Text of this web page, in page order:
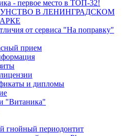
- первое место в ТОП-32!
В ЛЕНИНГРАДСКОМ
от сервиса "На поправку"
прием
и дипломы
"Витаника"
гнойный периодонтит